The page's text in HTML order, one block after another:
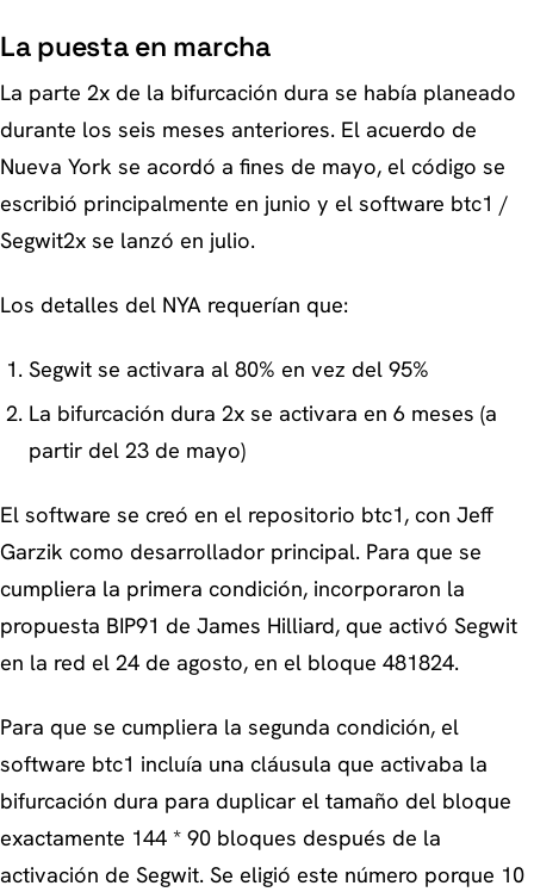
La puesta en marcha
La parte 2x de la bifurcación dura se había planeado
durante los seis meses anteriores. El acuerdo de
Nueva York se acordó a fines de mayo, el código se
escribió principalmente en junio y el software btc1 /
Segwit2x se lanzó en julio.
Los detalles del NYA requerían que:
Segwit se activara al 80% en vez del 95%
La bifurcación dura 2x se activara en 6 meses (a
partir del 23 de mayo)
El software se creó en el repositorio btc1, con Jeff
Garzik como desarrollador principal. Para que se
cumpliera la primera condición, incorporaron la
propuesta BIP91 de James Hilliard, que activó Segwit
en la red el 24 de agosto, en el bloque 481824.
Para que se cumpliera la segunda condición, el
software btc1 incluía una cláusula que activaba la
bifurcación dura para duplicar el tamaño del bloque
exactamente 144 * 90 bloques después de la
activación de Segwit. Se eligió este número porque 10